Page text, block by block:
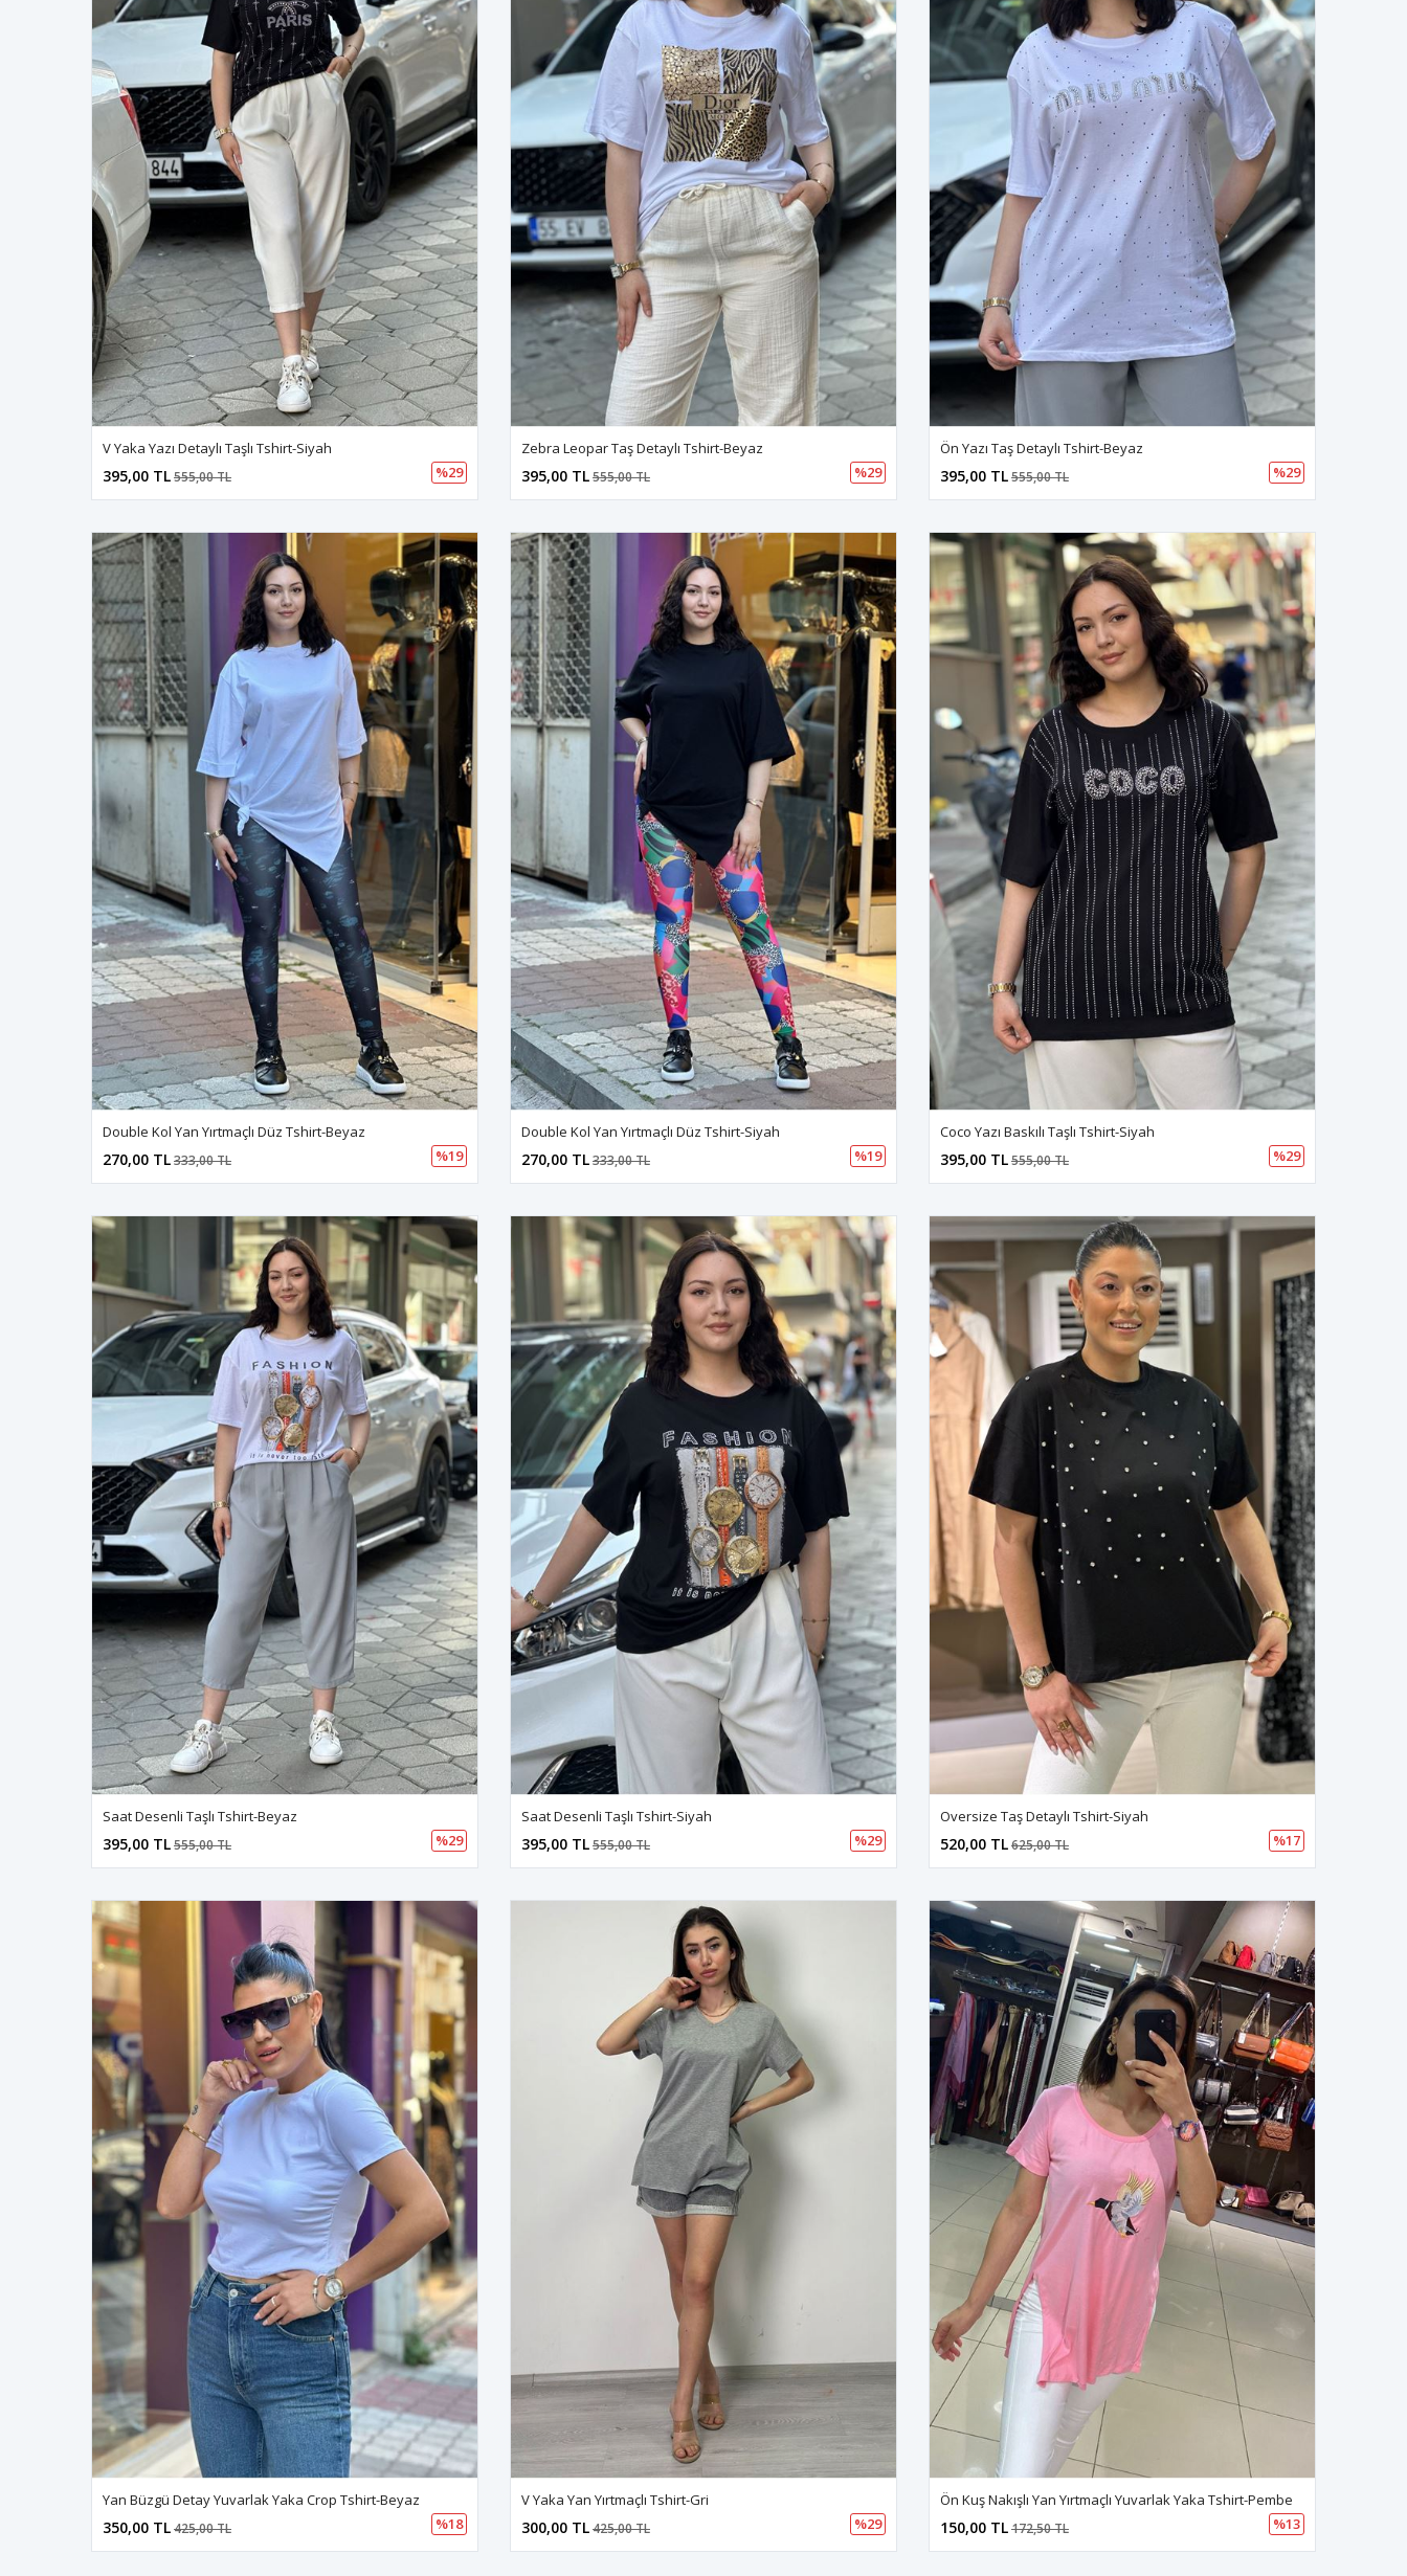
V Yaka Yazı Detaylı Taşlı Tshirt-Siyah
395,00 TL555,00 TL %29
Zebra Leopar Taş Detaylı Tshirt-Beyaz
395,00 TL555,00 TL %29
Ön Yazı Taş Detaylı Tshirt-Beyaz
395,00 TL555,00 TL %29
Double Kol Yan Yırtmaçlı Düz Tshirt-Beyaz
270,00 TL333,00 TL %19
Double Kol Yan Yırtmaçlı Düz Tshirt-Siyah
270,00 TL333,00 TL %19
Coco Yazı Baskılı Taşlı Tshirt-Siyah
395,00 TL555,00 TL %29
Saat Desenli Taşlı Tshirt-Beyaz
395,00 TL555,00 TL %29
Saat Desenli Taşlı Tshirt-Siyah
395,00 TL555,00 TL %29
Oversize Taş Detaylı Tshirt-Siyah
520,00 TL625,00 TL %17
Yan Büzgü Detay Yuvarlak Yaka Crop Tshirt-Beyaz
350,00 TL425,00 TL %18
V Yaka Yan Yırtmaçlı Tshirt-Gri
300,00 TL425,00 TL %29
Ön Kuş Nakışlı Yan Yırtmaçlı Yuvarlak Yaka Tshirt-Pembe
150,00 TL172,50 TL %13